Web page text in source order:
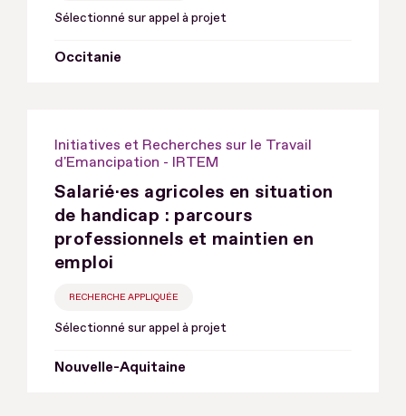
Sélectionné sur appel à projet
Occitanie
Initiatives et Recherches sur le Travail
d'Emancipation - IRTEM
Salarié·es agricoles en situation
de handicap : parcours
professionnels et maintien en
emploi
RECHERCHE APPLIQUÉE
Sélectionné sur appel à projet
Nouvelle-Aquitaine